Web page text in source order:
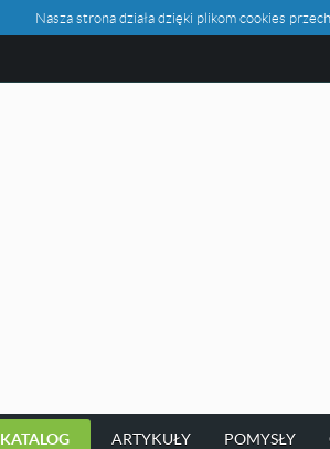
Nasza strona działa dzięki plikom cookies
KATALOG ARTYKUŁY POMYSŁY